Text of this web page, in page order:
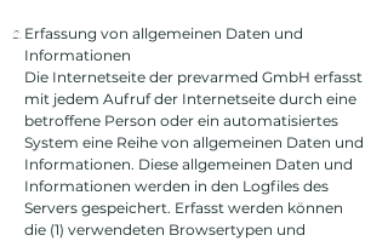
Erfassung von allgemeinen Daten und
Informationen
Die Internetseite der prevarmed GmbH erfasst
mit jedem Aufruf der Internetseite durch eine
betroffene Person oder ein automatisiertes
System eine Reihe von allgemeinen Daten und
Informationen. Diese allgemeinen Daten und
Informationen werden in den Logfiles des
Servers gespeichert. Erfasst werden können
die (1) verwendeten Browsertypen und